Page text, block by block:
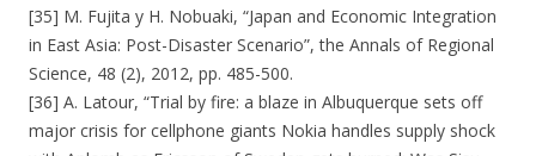
[35] M. Fujita y H. Nobuaki, “Japan and Economic Integration
in East Asia: Post-Disaster Scenario”, the Annals of Regional
Science, 48 (2), 2012, pp. 485-500.
[36] A. Latour, “Trial by fire: a blaze in Albuquerque sets off
major crisis for cellphone giants Nokia handles supply shock